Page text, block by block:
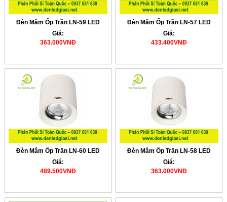
Đèn Mâm Ốp Trần LN-59 LED
Giá:
363.000VNĐ
Đèn Mâm Ốp Trần LN-57 LED
Giá:
433.400VNĐ
Đèn Mâm Ốp Trần LN-60 LED
Giá:
489.500VNĐ
Đèn Mâm Ốp Trần LN-58 LED
Giá:
363.000VNĐ